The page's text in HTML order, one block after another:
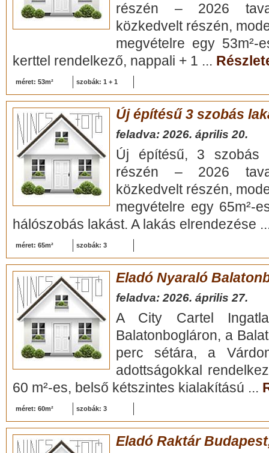
részén – 2026
közkedvelt részén,
megvételre egy 53m²-
kerttel rendelkező, nappali + 1 ...
méret: 53m² szobák: 1 + 1
Új építésű 3 szobás
feladva: 2026. április 20.
Új építésű, 3 szobás
részén – 2026
közkedvelt részén,
megvételre egy 65m²-
hálószobás lakást. A lakás elrendezése
méret: 65m² szobák: 3
Eladó Nyaraló
feladva: 2026. április 27.
A City Cartel
Balatonbogláron, a
perc sétára, a
adottságokkal
60 m²-es, belső kétszintes kialakítású ...
méret: 60m² szobák: 3
Eladó Raktár